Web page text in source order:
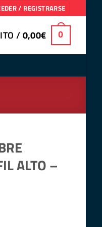
/ REGISTRARSE
/0,00€ 0
ALTO –